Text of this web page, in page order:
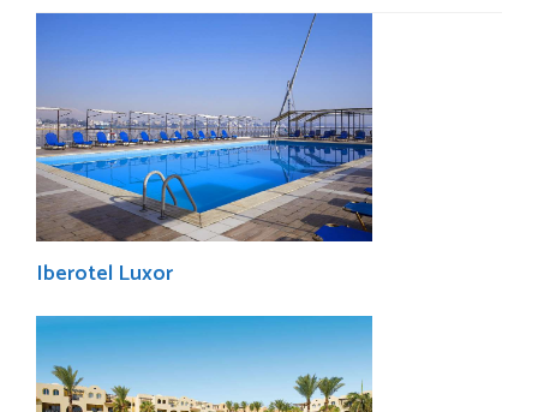
Iberotel Luxor